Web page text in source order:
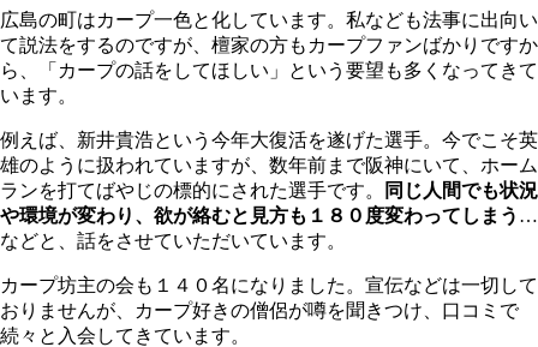
広島の町はカープ一色と化しています。私なども法事に出向い
て説法をするのですが、檀家の方もカープファンばかりですか
ら、「カープの話をしてほしい」という要望も多くなってきて
います。
例えば、新井貴浩という今年大復活を遂げた選手。今でこそ英
雄のように扱われていますが、数年前まで阪神にいて、ホーム
ランを打てばやじの標的にされた選手です。
同じ人間でも状況
や環境が変わり、欲が絡むと見方も１８０度変わってしまう …
などと、話をさせていただいています。
カープ坊主の会も１４０名になりました。宣伝などは一切して
おりませんが、カープ好きの僧侶が噂を聞きつけ、口コミで
続々と入会してきています。